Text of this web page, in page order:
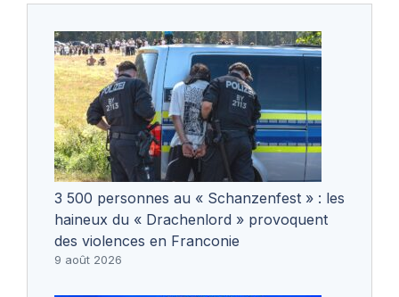
3 500 personnes au « Schanzenfest » : les
haineux du « Drachenlord » provoquent
des violences en Franconie
9 août 2026